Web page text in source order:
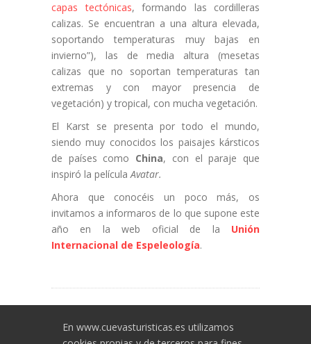
capas tectónicas, formando las cordilleras
calizas. Se encuentran a una altura elevada,
soportando temperaturas muy bajas en
invierno”), las de media altura (mesetas
calizas que no soportan temperaturas tan
extremas y con mayor presencia de
vegetación) y tropical, con mucha vegetación.
El Karst se presenta por todo el mundo,
siendo muy conocidos los paisajes kársticos
de países como China, con el paraje que
inspiró la películaAvatar.
Ahora que conocéis un poco más, os
invitamos a informaros de lo que supone este
año en la web oficial de la Unión
Internacional de Espeleología.
En www.cuevasturisticas.es utilizamos